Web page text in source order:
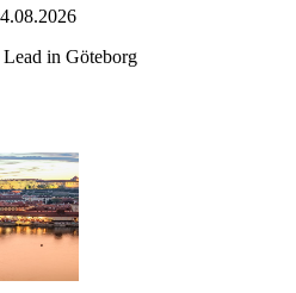
Lead in Göteborg